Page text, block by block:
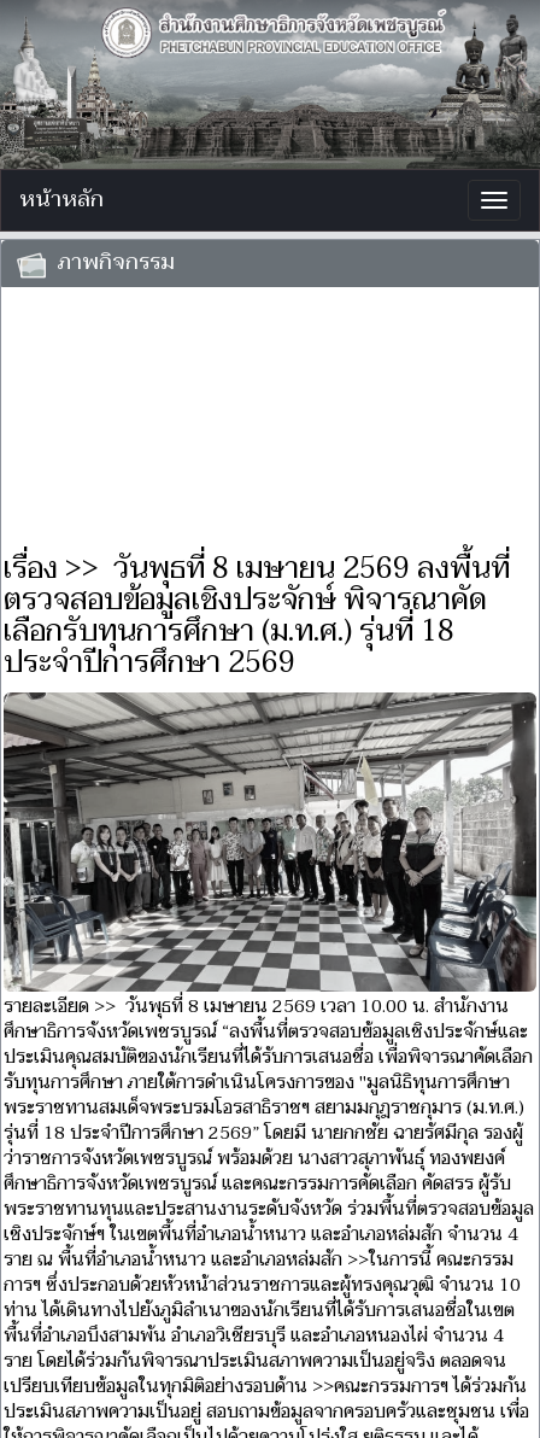
หน้าหลัก
ภาพกิจกรรม
เรื่อง >> วันพุธที่ 8 เมษายน 2569 ลงพื้นที่
ตรวจสอบข้อมูลเชิงประจักษ์ พิจารณาคัด
เลือกรับทุนการศึกษา (ม.ท.ศ.) รุ่นที่ 18
ประจำปีการศึกษา 2569
รายละเอียด >> วันพุธที่ 8 เมษายน 2569 เวลา 10.00 น. สำนักงาน
ศึกษาธิการจังหวัดเพชรบูรณ์ “ลงพื้นที่ตรวจสอบข้อมูลเชิงประจักษ์และ
ประเมินคุณสมบัติของนักเรียนที่ได้รับการเสนอชื่อ เพื่อพิจารณาคัดเลือก
รับทุนการศึกษา ภายใต้การดำเนินโครงการของ "มูลนิธิทุนการศึกษา
พระราชทานสมเด็จพระบรมโอรสาธิราชฯ สยามมกุฎราชกุมาร (ม.ท.ศ.)
รุ่นที่ 18 ประจำปีการศึกษา 2569” โดยมี นายกกชัย ฉายรัศมีกุล รองผู้
ว่าราชการจังหวัดเพชรบูรณ์ พร้อมด้วย นางสาวสุภาพันธุ์ ทองพยงค์
ศึกษาธิการจังหวัดเพชรบูรณ์ และคณะกรรมการคัดเลือก คัดสรร ผู้รับ
พระราชทานทุนและประสานงานระดับจังหวัด ร่วมพื้นที่ตรวจสอบข้อมูล
เชิงประจักษ์ฯ ในเขตพื้นที่อำเภอน้ำหนาว และอำเภอหล่มสัก จำนวน 4
ราย ณ พื้นที่อำเภอน้ำหนาว และอำเภอหล่มสัก >>ในการนี้ คณะกรรม
การฯ ซึ่งประกอบด้วยหัวหน้าส่วนราชการและผู้ทรงคุณวุฒิ จำนวน 10
ท่าน ได้เดินทางไปยังภูมิลำเนาของนักเรียนที่ได้รับการเสนอชื่อในเขต
พื้นที่อำเภอบึงสามพัน อำเภอวิเชียรบุรี และอำเภอหนองไผ่ จำนวน 4
ราย โดยได้ร่วมกันพิจารณาประเมินสภาพความเป็นอยู่จริง ตลอดจน
เปรียบเทียบข้อมูลในทุกมิติอย่างรอบด้าน >>คณะกรรมการฯ ได้ร่วมกัน
ประเมินสภาพความเป็นอยู่ สอบถามข้อมูลจากครอบครัวและชุมชน เพื่อ